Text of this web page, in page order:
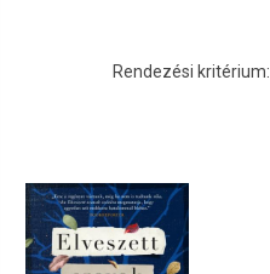
Rendezési kritérium: